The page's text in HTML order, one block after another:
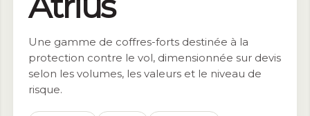
Une gamme de coffres-forts destinée à la
protection contre le vol, dimensionnée sur devis
selon les volumes, les valeurs et le niveau de
risque.